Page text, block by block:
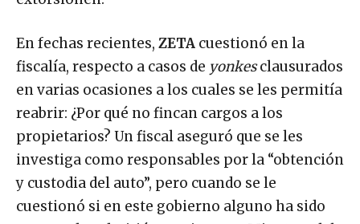
extorsionen.
En fechas recientes, ZETA cuestionó en la
fiscalía, respecto a casos de yonkesclausurados
en varias ocasiones a los cuales se les permitía
reabrir: ¿Por qué no fincan cargos a los
propietarios? Un fiscal aseguró que se les
investiga como responsables por la “obtención
y custodia del auto”, pero cuando se le
cuestionó si en este gobierno alguno ha sido